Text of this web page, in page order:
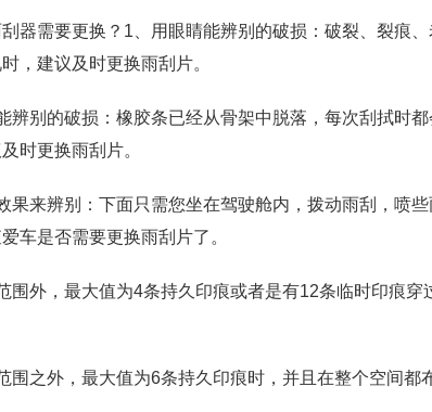
器需要更换？ 1、用眼睛能辨别的破损：破裂、裂痕
，建议及时更换雨刮片。
辨别的破损：橡胶条已经从骨架中脱落，每次刮拭时
时更换雨刮片。
果来辨别：下面只需您坐在驾驶舱内，拨动雨刮，喷
车是否需要更换雨刮片了。
围外，最大值为4条持久印痕或者是有12条临时印痕穿
围之外，最大值为6条持久印痕时，并且在整个空间都